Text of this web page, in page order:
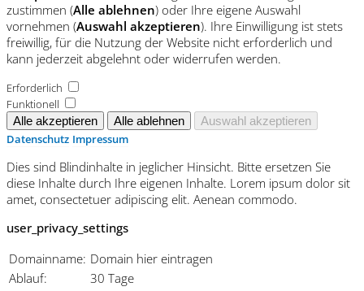
zustimmen (Alle ablehnen) oder Ihre eigene Auswahl
vornehmen (Auswahl akzeptieren). Ihre Einwilligung ist stets
freiwillig, für die Nutzung der Website nicht erforderlich und
kann jederzeit abgelehnt oder widerrufen werden.
Erforderlich
Funktionell
Datenschutz Impressum
Dies sind Blindinhalte in jeglicher Hinsicht. Bitte ersetzen Sie
diese Inhalte durch Ihre eigenen Inhalte. Lorem ipsum dolor sit
amet, consectetuer adipiscing elit. Aenean commodo.
user_privacy_settings
Domainname: Domain hier eintragen
Ablauf:
30 Tage